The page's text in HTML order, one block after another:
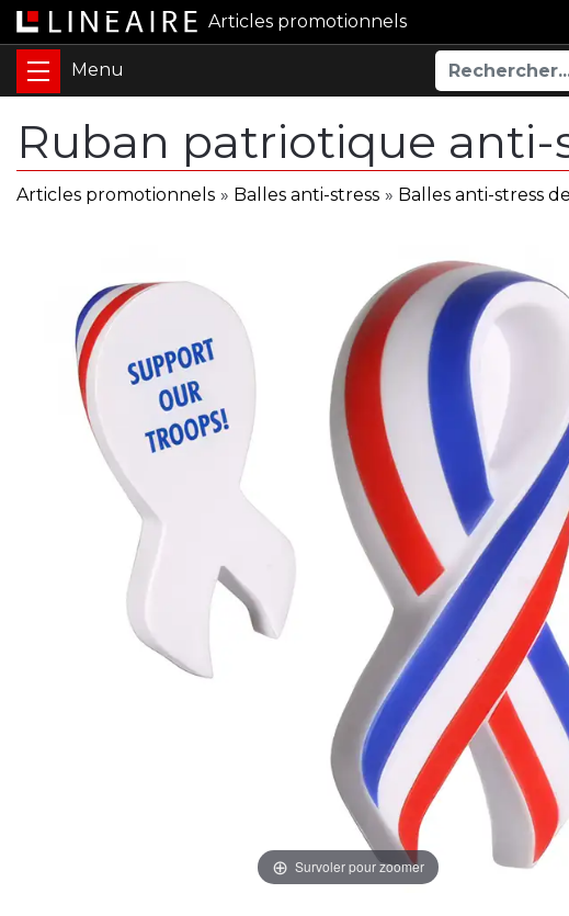
Articles promotionnels
Ruban patriotique anti-
Articles promotionnels » Balles anti-stress » Balles anti-stress
Survoler pour zoomer